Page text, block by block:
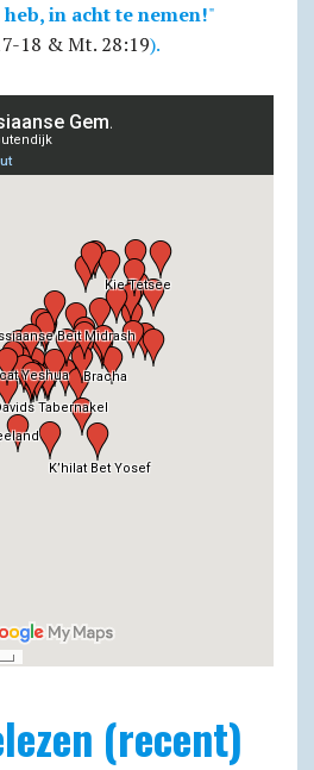
in acht te nemen!"
18 & Mt. 28:19).
(recent)